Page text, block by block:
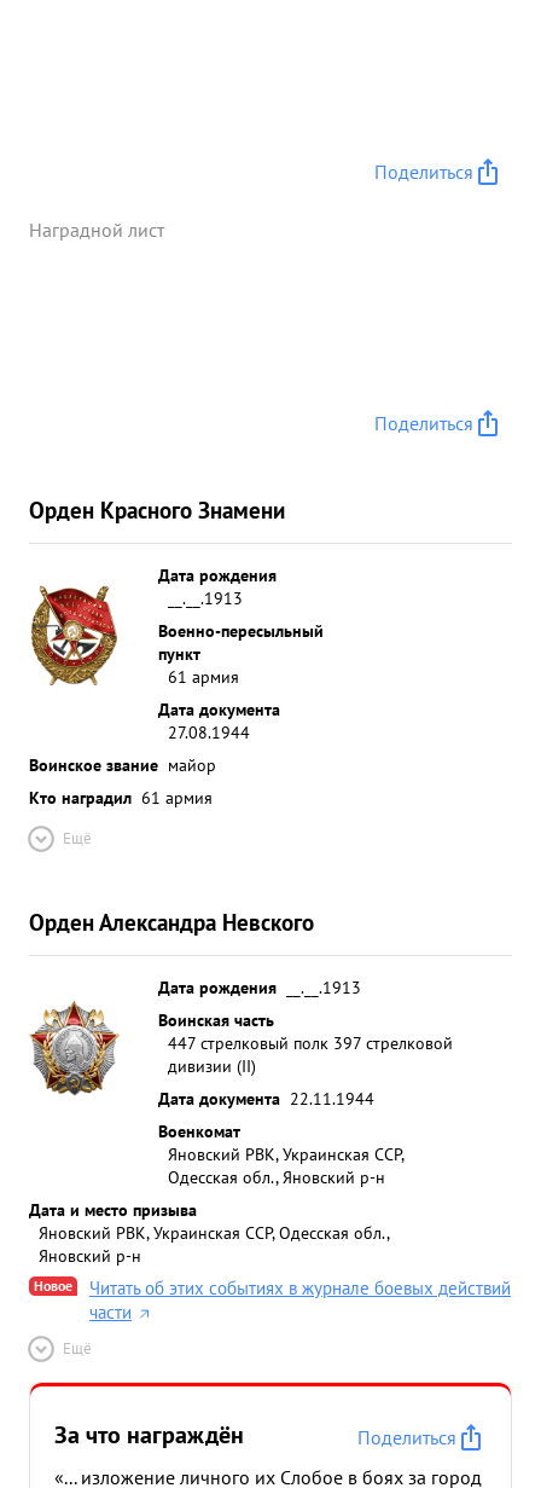
Поделиться
Наградной лист
Поделиться
Орден Красного Знамени
Дата рождения
__.__.1913
Военно-пересыльный
пункт
61 армия
Дата документа
27.08.1944
Воинское звание майор
Кто наградил 61 армия
Ещё
Орден Александра Невского
Дата рождения
__.__.1913
Воинская часть
447 стрелковый полк 397 стрелковой
дивизии (II)
Дата документа 22.11.1944
Военкомат
Яновский РВК, Украинская ССР,
Одесская обл., Яновский р-н
Дата и место призыва
Яновский РВК, Украинская ССР, Одесская обл.,
Яновский р-н
Новое
Читать об этих событиях в журнале боевых действий
части
Ещё
За что награждён
Поделиться
«... изложение личного их Слобое в боях за город